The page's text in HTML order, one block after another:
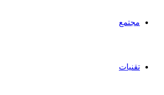
مجتمع
تقنيات